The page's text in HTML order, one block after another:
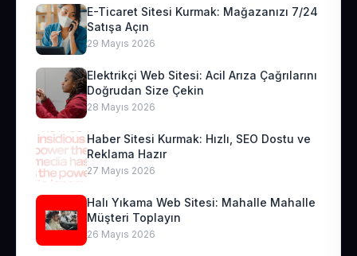
E-Ticaret Sitesi Kurmak: Mağazanızı 7/24
Satışa Açın
29 Mayıs 2026
Elektrikçi Web Sitesi: Acil Arıza Çağrılarını
Doğrudan Size Çekin
28 Mayıs 2026
Haber Sitesi Kurmak: Hızlı, SEO Dostu ve
Reklama Hazır
27 Mayıs 2026
Halı Yıkama Web Sitesi: Mahalle Mahalle
Müşteri Toplayın
26 Mayıs 2026